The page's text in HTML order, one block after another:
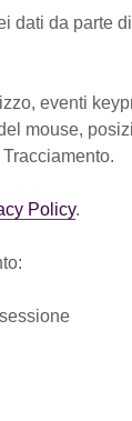
dati da parte
eventi
mouse,
Policy.